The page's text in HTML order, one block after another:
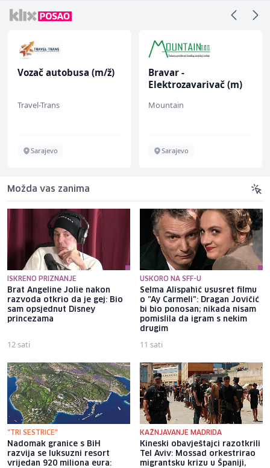
Vozač autobusa (m/ž)
Travel-Trans
Sarajevo
Bravar -
Elektrozavarivač (m)
Mountain
Sarajevo
Možda vas zanima
ISKRENO PRIZNANJE
Brat Angeline Jolie nakon
razvoda otkrio da je gej: Bio
sam opsjednut Disney
princezama
12 sati
USKORO NA SFF-U
Selma Alispahić ususret filmu
o "Ay Carmeli": Dragan Jovičić
bi bio ponosan; nikada nisam
pomislila da igram s nekim
drugim
11 sati
"TRI SESTRICE"
Nadomak granice s BiH
razvija se luksuzni resort
vrijedan 920 miliona eura:
KAŽNJAVANJE MADRIDA
Kineski obavještajci razotkrili
Tel Aviv: Mossad orkestrirao
migrantsku krizu u Španiji,